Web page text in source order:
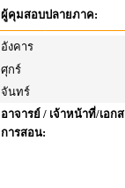
ผู้คุมสอบปลายภาค:
อังคาร
ศุกร์
จันทร์
อาจารย์ / เจ้าหน้าที่/เอก
การสอน: